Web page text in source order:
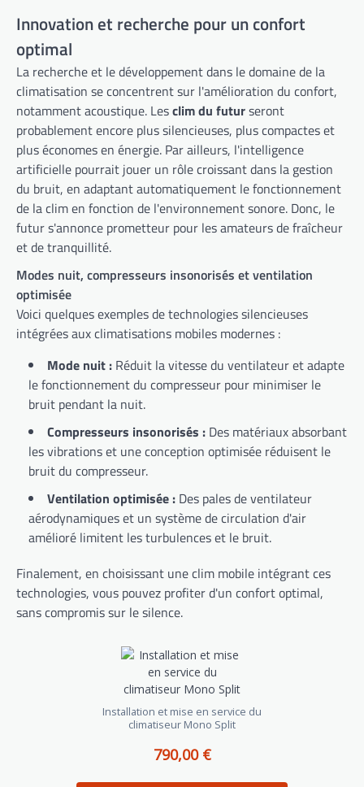
Innovation et recherche pour un confort
optimal
La recherche et le développement dans le domaine de la
climatisation se concentrent sur l'amélioration du confort,
notamment acoustique. Lesclim du futurseront
probablement encore plus silencieuses, plus compactes et
plus économes en énergie. Par ailleurs, l'intelligence
artificielle pourrait jouer un rôle croissant dans la gestion
du bruit, en adaptant automatiquement le fonctionnement
de la clim en fonction de l'environnement sonore. Donc, le
futur s'annonce prometteur pour les amateurs de fraîcheur
et de tranquillité.
Modes nuit, compresseurs insonorisés et ventilation
optimisée
Voici quelques exemples de technologies silencieuses
intégrées aux climatisations mobiles modernes :
Mode nuit : Réduit la vitesse du ventilateur et adapte
le fonctionnement du compresseur pour minimiser le
bruit pendant la nuit.
Compresseurs insonorisés : Des matériaux absorbant
les vibrations et une conception optimisée réduisent le
bruit du compresseur.
Ventilation optimisée : Des pales de ventilateur
aérodynamiques et un système de circulation d'air
amélioré limitent les turbulences et le bruit.
Finalement, en choisissant une clim mobile intégrant ces
technologies, vous pouvez profiter d'un confort optimal,
sans compromis sur le silence.
Installation et mise en service du
climatiseur Mono Split
790,00 €